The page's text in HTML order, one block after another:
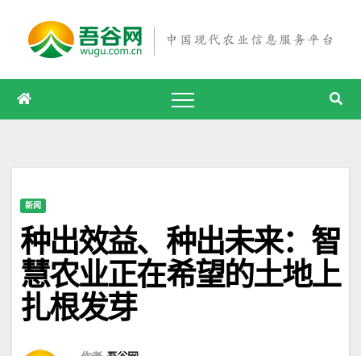
容
新闻
种出效益、种出未来：智
慧农业正在希望的土地上
扎根发芽